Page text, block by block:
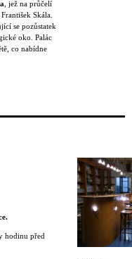
, jež na průčelí
Skála.
se pozůstatek
oko. Palác
co nabídne
hodinu před